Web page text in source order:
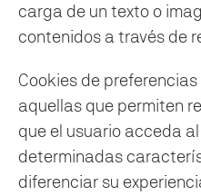
carga de un texto o
contenidos a través de
Cookies de
aquellas que permiten
que el usuario acceda
determinadas
diferenciar su